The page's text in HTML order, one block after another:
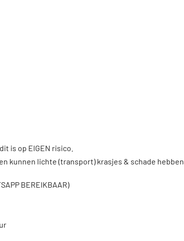
is op EIGEN risico.
kunnen lichte (transport) krasjes & schade hebben.
BEREIKBAAR)